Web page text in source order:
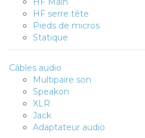
HF serre tête
Pieds de micros
Statique
Câbles audio
Multipaire son
Speakon
XLR
Jack
Adaptateur audio